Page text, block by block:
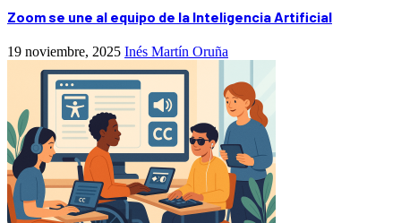
Zoom se une al equipo de la Inteligencia Artificial
19 noviembre, 2025 Inés Martín Oruña